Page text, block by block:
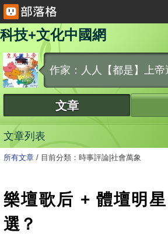
科技+文化中國網
作家：人人【都是】上帝
文章
文章列表
所有文章 / 目前分類：時事評論|社會萬象
樂壇歌后 + 體壇明
選？